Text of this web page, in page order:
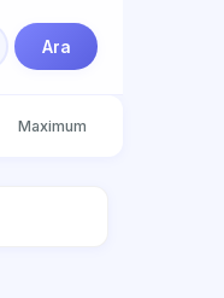
Ara
Maximum